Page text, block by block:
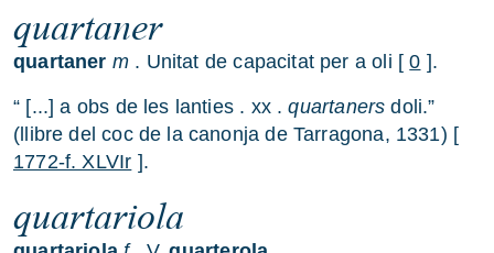
quartaner
quartaner m . Unitat de capacitat per a oli [0 ].
“ [...] a obs de les lanties . xx .quartaners doli.”
(llibre del coc de la canonja de Tarragona, 1331) [
1772-f. XLVIr ].
quartariola